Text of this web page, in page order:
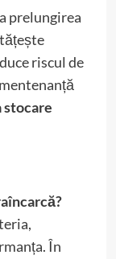
prelungirea
riscul de
În